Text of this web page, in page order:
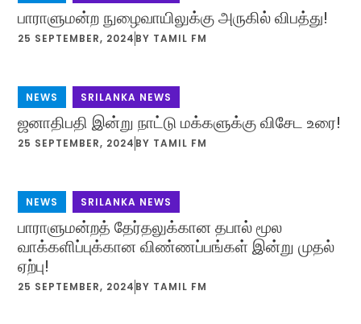
பாராளுமன்ற நுழைவாயிலுக்கு அருகில் விபத்து!
25 SEPTEMBER, 2024 BY TAMIL FM
NEWS SRILANKA NEWS
ஜனாதிபதி இன்று நாட்டு மக்களுக்கு விசேட உரை!
25 SEPTEMBER, 2024 BY TAMIL FM
NEWS SRILANKA NEWS
பாராளுமன்றத் தேர்தலுக்கான தபால் மூல
வாக்களிப்புக்கான விண்ணப்பங்கள் இன்று முதல்
ஏற்பு!
25 SEPTEMBER, 2024 BY TAMIL FM